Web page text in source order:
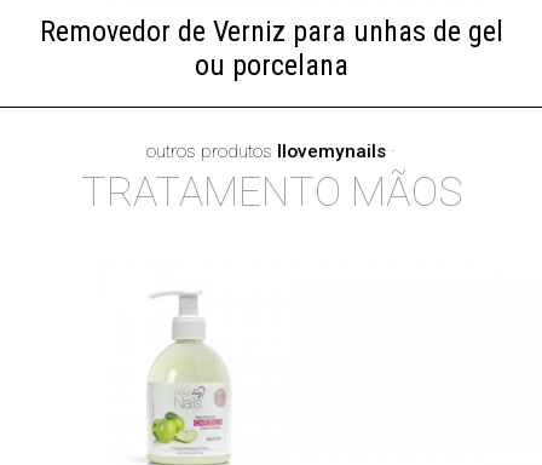
Removedor de Verniz para unhas de gel
ou porcelana
outros produtos Ilovemynails ·
TRATAMENTO MÃOS